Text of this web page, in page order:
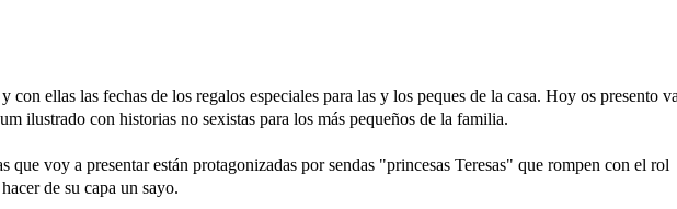
con ellas las fechas de los regalos especiales para las y los peques de la casa. Hoy os presento
ilustrado con historias no sexistas para los más pequeños de la familia.
que voy a presentar están protagonizadas por sendas "princesas Teresas" que rompen con el rol
de su capa un sayo.